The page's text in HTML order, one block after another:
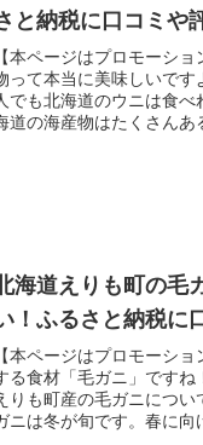
と納税に口コミや
本ページはプロモーシ
って本当に美味しいで
でも北海道のウニは食
道の海産物はたくさんあ
海道えりも町の毛
！ふるさと納税に
本ページはプロモーショ
る食材「毛ガニ」ですね
りも町産の毛ガニにつ
ニは冬が旬です。春に向